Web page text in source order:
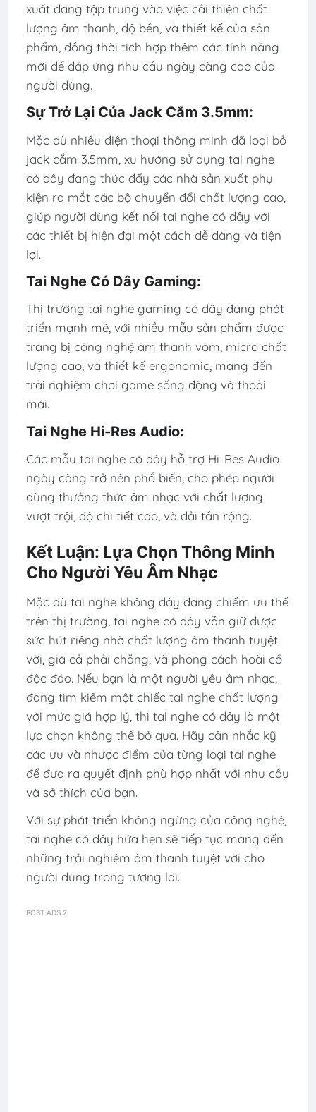
xuất đang tập trung vào việc cải thiện chất
lượng âm thanh, độ bền, và thiết kế của sản
phẩm, đồng thời tích hợp thêm các tính năng
mới để đáp ứng nhu cầu ngày càng cao của
người dùng.
Sự Trở Lại Của Jack Cắm 3.5mm:
Mặc dù nhiều điện thoại thông minh đã loại bỏ
jack cắm 3.5mm, xu hướng sử dụng tai nghe
có dây đang thúc đẩy các nhà sản xuất phụ
kiện ra mắt các bộ chuyển đổi chất lượng cao,
giúp người dùng kết nối tai nghe có dây với
các thiết bị hiện đại một cách dễ dàng và tiện
lợi.
Tai Nghe Có Dây Gaming:
Thị trường tai nghe gaming có dây đang phát
triển mạnh mẽ, với nhiều mẫu sản phẩm được
trang bị công nghệ âm thanh vòm, micro chất
lượng cao, và thiết kế ergonomic, mang đến
trải nghiệm chơi game sống động và thoải
mái.
Tai Nghe Hi-Res Audio:
Các mẫu tai nghe có dây hỗ trợ Hi-Res Audio
ngày càng trở nên phổ biến, cho phép người
dùng thưởng thức âm nhạc với chất lượng
vượt trội, độ chi tiết cao, và dải tần rộng.
Kết Luận: Lựa Chọn Thông Minh
Cho Người Yêu Âm Nhạc
Mặc dù tai nghe không dây đang chiếm ưu thế
trên thị trường, tai nghe có dây vẫn giữ được
sức hút riêng nhờ chất lượng âm thanh tuyệt
vời, giá cả phải chăng, và phong cách hoài cổ
độc đáo. Nếu bạn là một người yêu âm nhạc,
đang tìm kiếm một chiếc tai nghe chất lượng
với mức giá hợp lý, thì tai nghe có dây là một
lựa chọn không thể bỏ qua. Hãy cân nhắc kỹ
các ưu và nhược điểm của từng loại tai nghe
để đưa ra quyết định phù hợp nhất với nhu cầu
và sở thích của bạn.
Với sự phát triển không ngừng của công nghệ,
tai nghe có dây hứa hẹn sẽ tiếp tục mang đến
những trải nghiệm âm thanh tuyệt vời cho
người dùng trong tương lai.
POST ADS 2